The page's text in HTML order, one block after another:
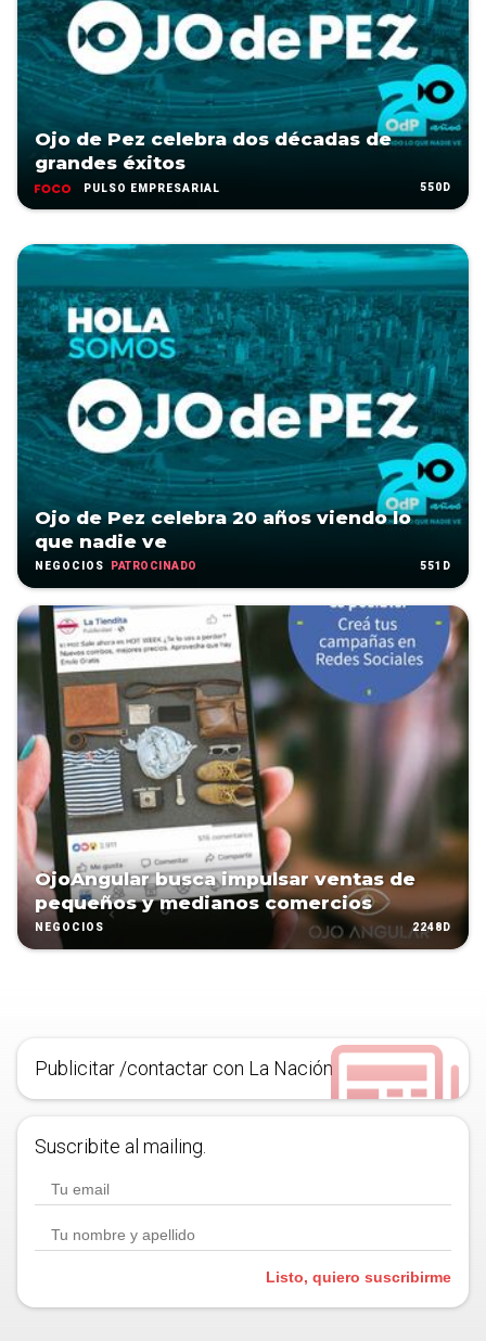
Ojo de Pez celebra dos décadas de
grandes éxitos
PULSO EMPRESARIAL 550D
Ojo de Pez celebra 20 años viendo lo
que nadie ve
NEGOCIOS PATROCINADO 551D
OjoAngular busca impulsar ventas de
pequeños y medianos comercios
NEGOCIOS 2248D
Publicitar /contactar con La Nación
Suscribite al mailing.
Listo, quiero suscribirme